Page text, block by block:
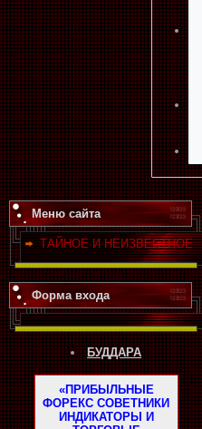
Меню сайта
ТАЙНОЕ И НЕИЗВЕСТНОЕ
Форма входа
БУДДАРА
«ПРИБЫЛЬНЫЕ
ФОРЕКС СОВЕТНИКИ
ИНДИКАТОРЫ И